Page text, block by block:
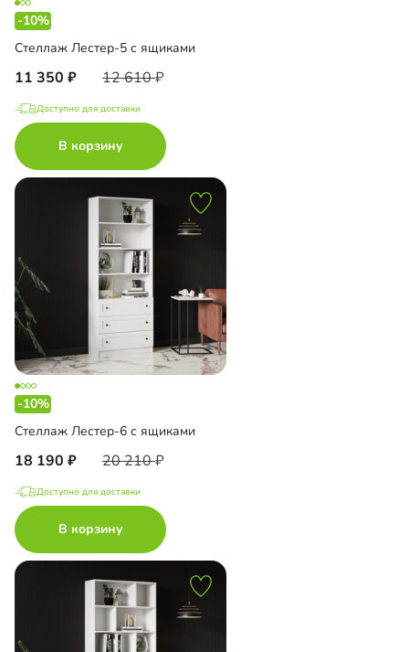
-10%
Стеллаж Лестер-5 с ящиками
11 350 12 610
Доступно для доставки
В корзину
-10%
Стеллаж Лестер-6 с ящиками
18 190 20 210
Доступно для доставки
В корзину